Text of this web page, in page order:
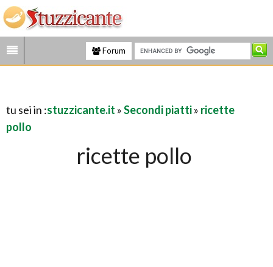
Forum
tu sei in :stuzzicante.it »Secondi piatti» ricette
pollo
ricette pollo